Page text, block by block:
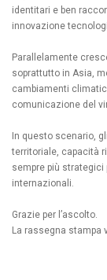
identitari e ben
innovazione
Parallelamente
soprattutto in Asia,
cambiamenti
comunicazione del
In questo scenario,
territoriale, capacità
sempre più strategici
internazionali.
Grazie per l’ascolto.
La rassegna stampa